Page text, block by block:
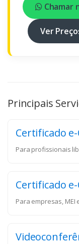
Chamar
Ver
Principais
Certificado e-
Para profissionais
Certificado e-
Para empresas, MEI